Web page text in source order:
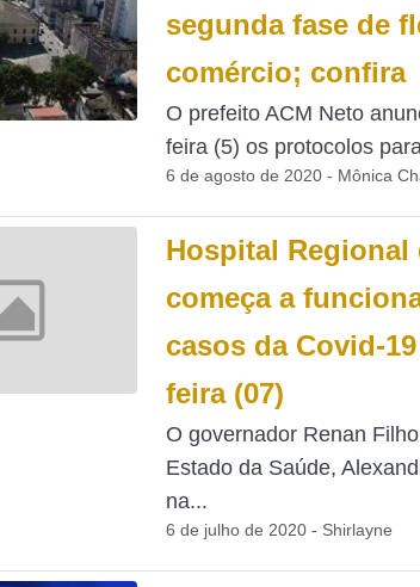
segunda fase de
comércio; confira
O prefeito ACM Neto
feira (5) os protocolos
6 de agosto de 2020 - Mônica
Hospital Regional
começa a
casos da Covid-
feira (07)
O governador Renan
Estado da Saúde,
na...
6 de julho de 2020 - Shirlayne